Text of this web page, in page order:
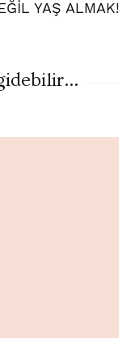
YAŞ ALMAK!